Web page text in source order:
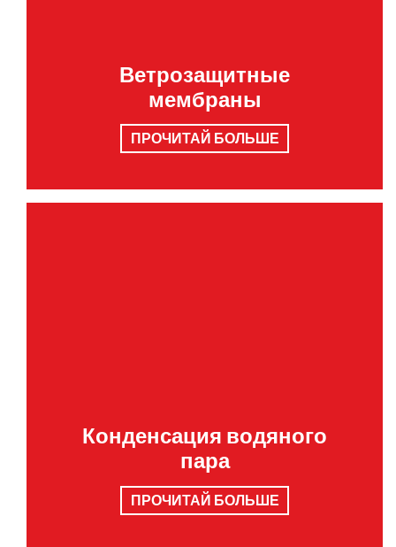
Ветрозащитные
мембраны
ПРОЧИТАЙ БОЛЬШЕ
Конденсация водяного
пара
ПРОЧИТАЙ БОЛЬШЕ